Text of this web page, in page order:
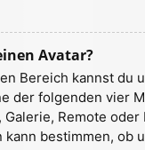
Avatar?
Bereich kannst du
der folgenden vier
Galerie, Remote oder
bestimmen, ob